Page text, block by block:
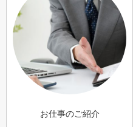
お仕事のご紹介